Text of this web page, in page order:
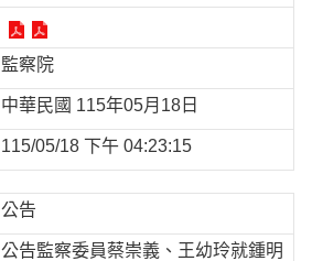
監察院
中華民國 115年05月18日
115/05/18 下午 04:23:15
公告
公告監察委員蔡崇義、王幼玲就鍾明